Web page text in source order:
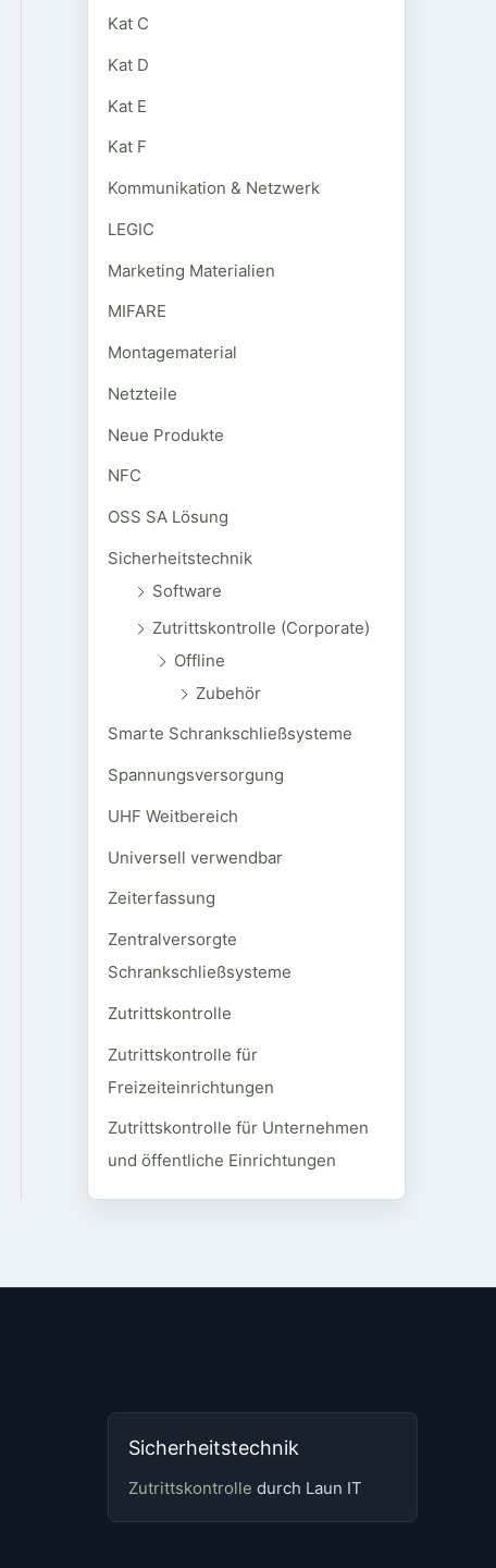
Kat C
Kat D
Kat E
Kat F
Kommunikation & Netzwerk
LEGIC
Marketing Materialien
MIFARE
Montagematerial
Netzteile
Neue Produkte
NFC
OSS SA Lösung
Sicherheitstechnik
Software
Zutrittskontrolle (Corporate)
Offline
Zubehör
Smarte Schrankschließsysteme
Spannungsversorgung
UHF Weitbereich
Universell verwendbar
Zeiterfassung
Zentralversorgte
Schrankschließsysteme
Zutrittskontrolle
Zutrittskontrolle für
Freizeiteinrichtungen
Zutrittskontrolle für Unternehmen
und öffentliche Einrichtungen
Sicherheitstechnik
Zutrittskontrolle durch Laun IT